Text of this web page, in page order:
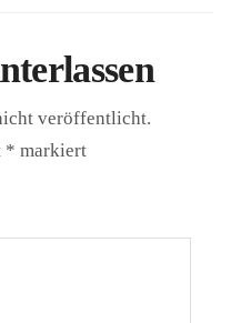
veröffentlicht.
* markiert